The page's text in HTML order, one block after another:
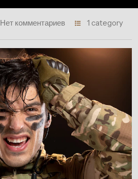
Нет комментариев 1 category